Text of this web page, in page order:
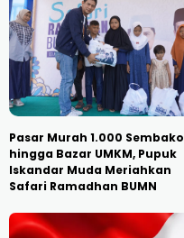
Pasar Murah 1.000 Sembako
hingga Bazar UMKM, Pupuk
Iskandar Muda Meriahkan
Safari Ramadhan BUMN